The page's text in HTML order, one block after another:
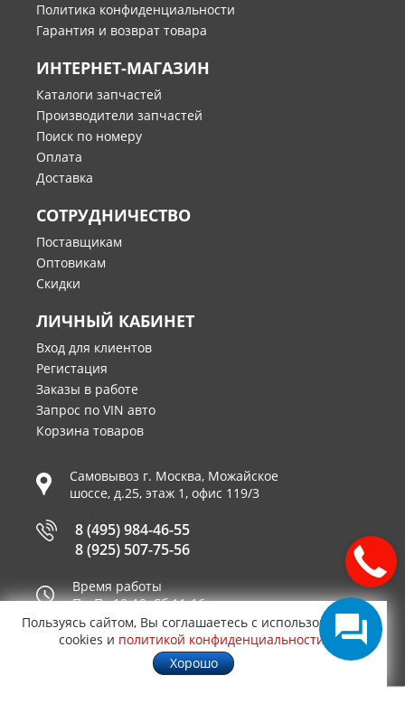
Политика конфиденциальности
Гарантия и возврат товара
ИНТЕРНЕТ-МАГАЗИН
Каталоги запчастей
Производители запчастей
Поиск по номеру
Оплата
Доставка
СОТРУДНИЧЕСТВО
Поставщикам
Оптовикам
Скидки
ЛИЧНЫЙ КАБИНЕТ
Вход для клиентов
Регистация
Заказы в работе
Запрос по VIN авто
Корзина товаров
Самовывоз г. Москва, Можайское
шоссе, д.25, этаж 1, офис 119/3
8 (495) 984-46-55
8 (925) 507-75-56
Время работы
Пн-Пт 10-19, Сб 11-16
Принимаем к оплате
Пользуясь сайтом, Вы соглашаетесь с использованием
cookies и политикой конфиденциальности
Хорошо